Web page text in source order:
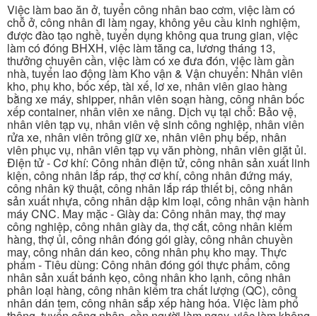
Việc làm bao ăn ở, tuyển công nhân bao cơm, việc làm có
chỗ ở, công nhân đi làm ngay, không yêu cầu kinh nghiệm,
được đào tạo nghề, tuyển dụng không qua trung gian, việc
làm có đóng BHXH, việc làm tăng ca, lương tháng 13,
thưởng chuyên cần, việc làm có xe đưa đón, việc làm gần
nhà, tuyển lao động làm Kho vận & Vận chuyển: Nhân viên
kho, phụ kho, bốc xếp, tài xế, lơ xe, nhân viên giao hàng
bằng xe máy, shipper, nhân viên soạn hàng, công nhân bốc
xếp container, nhân viên xe nâng. Dịch vụ tại chỗ: Bảo vệ,
nhân viên tạp vụ, nhân viên vệ sinh công nghiệp, nhân viên
rửa xe, nhân viên trông giữ xe, nhân viên phụ bếp, nhân
viên phục vụ, nhân viên tạp vụ văn phòng, nhân viên giặt ủi.
Điện tử - Cơ khí: Công nhân điện tử, công nhân sản xuất linh
kiện, công nhân lắp ráp, thợ cơ khí, công nhân đứng máy,
công nhân kỹ thuật, công nhân lắp ráp thiết bị, công nhân
sản xuất nhựa, công nhân dập kim loại, công nhân vận hành
máy CNC. May mặc - Giày da: Công nhân may, thợ may
công nghiệp, công nhân giày da, thợ cắt, công nhân kiểm
hàng, thợ ủi, công nhân đóng gói giày, công nhân chuyền
may, công nhân dán keo, công nhân phụ kho may. Thực
phẩm - Tiêu dùng: Công nhân đóng gói thực phẩm, công
nhân sản xuất bánh kẹo, công nhân kho lạnh, công nhân
phân loại hàng, công nhân kiểm tra chất lượng (QC), công
nhân dán tem, công nhân sắp xếp hàng hóa. Việc làm phổ